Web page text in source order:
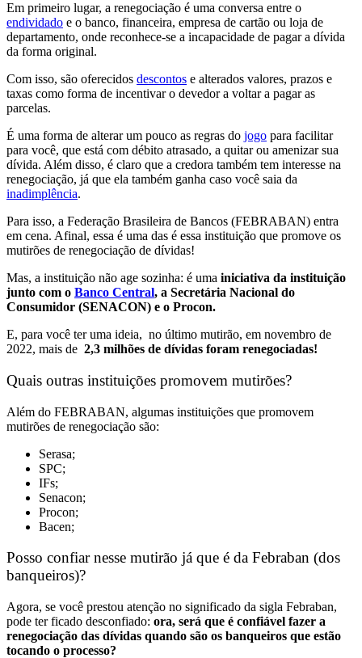
Em primeiro lugar, a renegociação é uma conversa entre o
endividado e o banco, financeira, empresa de cartão ou loja de
departamento, onde reconhece-se a incapacidade de pagar a dívida
da forma original.
Com isso, são oferecidos descontos e alterados valores, prazos e
taxas como forma de incentivar o devedor a voltar a pagar as
parcelas.
É uma forma de alterar um pouco as regras do jogo para facilitar
para você, que está com débito atrasado, a quitar ou amenizar sua
dívida. Além disso, é claro que a credora também tem interesse na
renegociação, já que ela também ganha caso você saia da
inadimplência.
Para isso, a Federação Brasileira de Bancos (FEBRABAN) entra
em cena. Afinal, essa é uma das é essa instituição que promove os
mutirões de renegociação de dívidas!
Mas, a instituição não age sozinha: é uma iniciativa da instituição
junto com o Banco Central, a Secretária Nacional do
Consumidor (SENACON) e o Procon.
E, para você ter uma ideia, no último mutirão, em novembro de
2022, mais de 2,3 milhões de dívidas foram renegociadas!
Quais outras instituições promovem mutirões?
Além do FEBRABAN, algumas instituições que promovem
mutirões de renegociação são:
Serasa;
SPC;
IFs;
Senacon;
Procon;
Bacen;
Posso confiar nesse mutirão já que é da Febraban (dos
banqueiros)?
Agora, se você prestou atenção no significado da sigla Febraban,
pode ter ficado desconfiado: ora, será que é confiável fazer a
renegociação das dívidas quando são os banqueiros que estão
tocando o processo?